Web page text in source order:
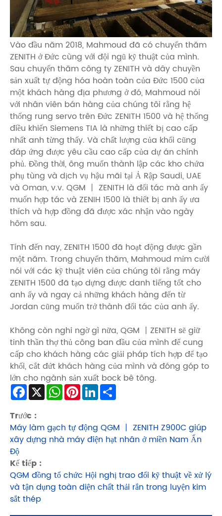
Vào đầu năm 2018, Mahmoud đã có chuyến thăm
ZENITH ở Đức cùng với đội ngũ kỹ thuật của mình.
Sau chuyến thăm công ty ZENITH và dây chuyền
sản xuất tự động hóa hoàn toàn của Đức 1500 của
một khách hàng địa phương ở đó, Mahmoud nói
với nhân viên bán hàng của chúng tôi rằng hệ
thống rung servo trên Đức ZENITH 1500 và hệ thống
điều khiển Siemens TIA là những thiết bị cao cấp
nhất anh từng thấy. Và chất lượng của khối cũng
đáp ứng được yêu cầu cao cấp của dự án chính
phủ. Đồng thời, ông muốn thành lập các kho chứa
phụ tùng và dịch vụ hậu mãi tại Ả Rập Saudi, UAE
và Oman, v.v. QGM 丨 ZENITH là đối tác mà anh ấy
muốn hợp tác và ZENIH 1500 là thiết bị anh ấy ưa
thích và hợp đồng đã được xác nhận vào ngày
hôm sau.
Tính đến nay, ZENITH 1500 đã hoạt động được gần
một năm. Trong chuyến thăm, Mahmoud mỉm cười
nói với các kỹ thuật viên của chúng tôi rằng máy
ZENITH 1500 đã tạo dựng được danh tiếng tốt cho
anh ấy và ngay cả những khách hàng đến từ
Jordan cũng muốn trở thành đối tác của anh ấy.
Không còn nghi ngờ gì nữa, QGM 丨ZENITH sẽ giữ
tinh thần thợ thủ công ban đầu của mình để cung
cấp cho khách hàng các giải pháp tích hợp để tạo
khối, cắt đứt khách hàng của mình và đóng góp to
lớn cho ngành sản xuất bock bê tông.
Facebook
X WhatsApp
PinterestLinkedIn
Trước :
Máy làm gạch tự động QGM 丨 ZENITH Z900C giúp
xây dựng nhà máy điện hạt nhân ở miền Nam Ấn
Độ
Kế tiếp :
QGM đồng tổ chức Hội nghị trao đổi kỹ thuật về xử lý
và tận dụng toàn diện chất thải rắn trong luyện kim
sắt thép